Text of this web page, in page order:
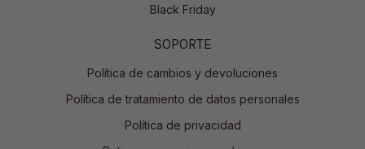
Black Friday
SOPORTE
Política de cambios y devoluciones
Política de tratamiento de datos personales
Política de privacidad